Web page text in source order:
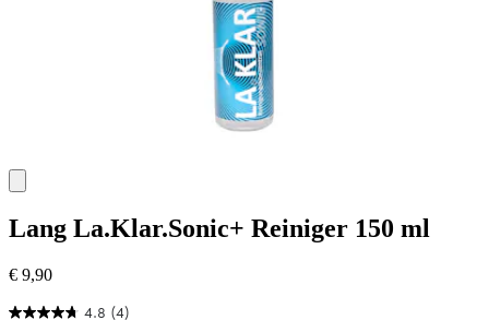
Lang La.Klar.Sonic+ Reiniger 150 ml
€ 9,90
4.8 (4)